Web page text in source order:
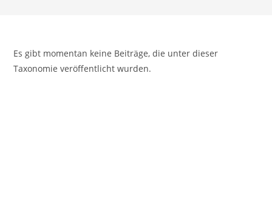
Es gibt momentan keine Beiträge, die unter dieser
Taxonomie veröffentlicht wurden.